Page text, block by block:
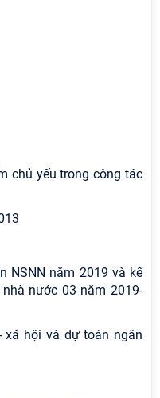
chủ yếu trong công tác
NSNN năm 2019 và kế
nước 03 năm 2019-
xã hội và dự toán ngân